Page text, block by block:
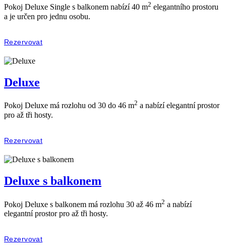
Pokoj Deluxe Single s balkonem nabízí 40 m2 elegantního prostoru
a je určen pro jednu osobu.
Rezervovat
Deluxe
Pokoj Deluxe má rozlohu od 30 do 46 m2 a nabízí elegantní prostor
pro až tři hosty.
Rezervovat
Deluxe s balkonem
Pokoj Deluxe s balkonem má rozlohu 30 až 46 m2 a nabízí
elegantní prostor pro až tři hosty.
Rezervovat